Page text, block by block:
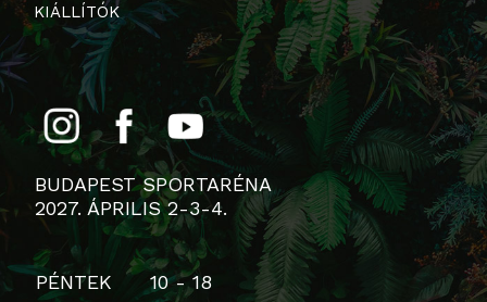
KIÁLLÍTÓK
BUDAPEST SPORTARÉNA
2027. ÁPRILIS 2-3-4.
PÉNTEK
10 - 18